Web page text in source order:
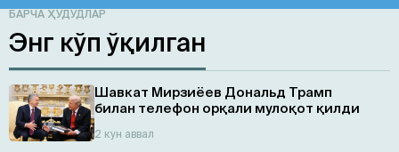
БАРЧА ҲУДУДЛАР
Энг кўп ўқилган
Шавкат Мирзиёев Дональд Трамп
билан телефон орқали мулоқот қилди
2 кун аввал